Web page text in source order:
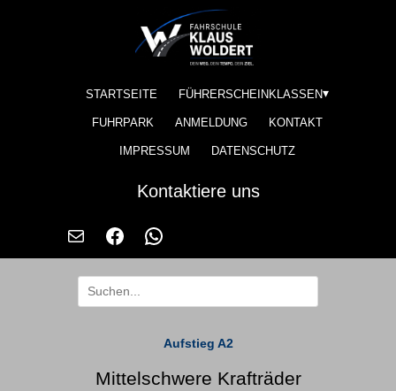
STARTSEITE FÜHRERSCHEINKLASSEN
FUHRPARK ANMELDUNG KONTAKT
IMPRESSUM DATENSCHUTZ
Kontaktiere uns
Aufstieg A2
Mittelschwere Krafträder